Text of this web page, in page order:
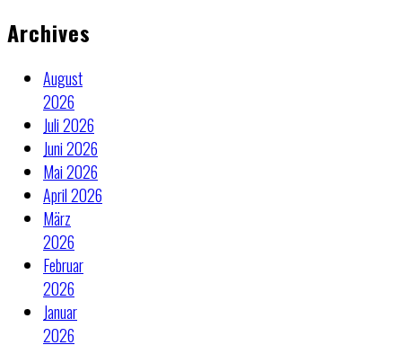
Archives
August
2026
Juli 2026
Juni 2026
Mai 2026
April 2026
März
2026
Februar
2026
Januar
2026